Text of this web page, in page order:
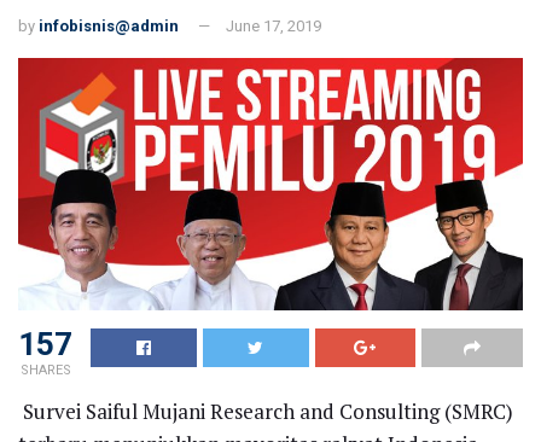
by infobisnis@admin June 17, 2019
157
SHARES
Survei Saiful Mujani Research and Consulting (SMRC)